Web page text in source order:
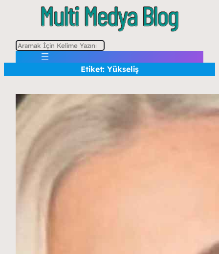
A
Etiket: Yükseliş